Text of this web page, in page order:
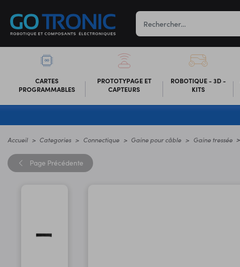
CARTES
PROGRAMMABLES
PROTOTYPAGE ET
CAPTEURS
ROBOTIQUE - 3D -
KITS
Accueil Categories Connectique Gaine pour câble Gaine tressée
Page Précédente